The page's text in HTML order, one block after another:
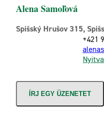
Alena Samoľová
Spišský Hrušov 315,
+421
ÍRJ EGY ÜZENETET